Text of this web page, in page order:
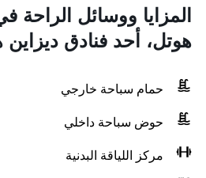
المزايا ووسائل الراحة
هوتل، أحد فنادق ديزاين
حمام سباحة خارجي
حوض سباحة داخلي
مركز اللياقة البدنية